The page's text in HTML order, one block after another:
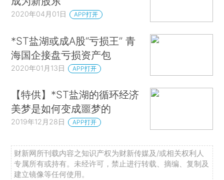
2020年04月01日 APP打开
*ST盐湖或成A股“亏损王” 青
海国企接盘亏损资产包
2020年01月13日 APP打开
【特供】*ST盐湖的循环经济
美梦是如何变成噩梦的
2019年12月28日 APP打开
财新网所刊载内容之知识产权为财新传媒及/或相关权利人
专属所有或持有。未经许可，禁止进行转载、摘编、复制及
建立镜像等任何使用。